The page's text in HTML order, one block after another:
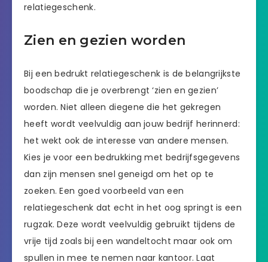
relatiegeschenk.
Zien en gezien worden
Bij een bedrukt relatiegeschenk is de belangrijkste
boodschap die je overbrengt ‘zien en gezien’
worden. Niet alleen diegene die het gekregen
heeft wordt veelvuldig aan jouw bedrijf herinnerd:
het wekt ook de interesse van andere mensen.
Kies je voor een bedrukking met bedrijfsgegevens
dan zijn mensen snel geneigd om het op te
zoeken. Een goed voorbeeld van een
relatiegeschenk dat echt in het oog springt is een
rugzak. Deze wordt veelvuldig gebruikt tijdens de
vrije tijd zoals bij een wandeltocht maar ook om
spullen in mee te nemen naar kantoor. Laat